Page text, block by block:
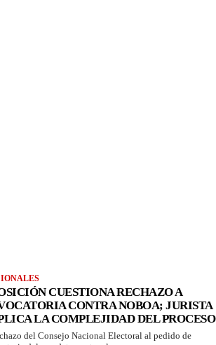
CUESTIONA RECHAZO A
CONTRA NOBOA; JURISTA
LA COMPLEJIDAD DEL PROCESO
del Consejo Nacional Electoral al pedido de